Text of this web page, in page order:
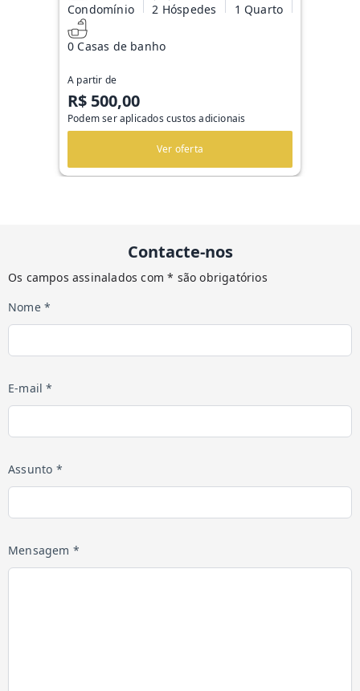
Condomínio 2 Hóspedes 1 Quarto
0 Casas de banho
A partir de
R$ 500,00
Podem ser aplicados custos adicionais
Ver oferta
Contacte-nos
Os campos assinalados com * são obrigatórios
Nome *
E-mail *
Assunto *
Mensagem *